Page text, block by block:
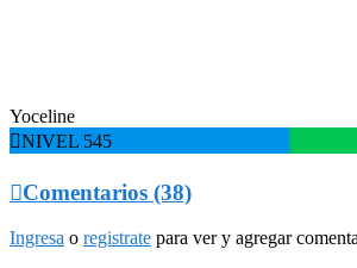
Yoceline
NIVEL 545
Comentarios (38)
Ingresa o registrate para ver y agregar